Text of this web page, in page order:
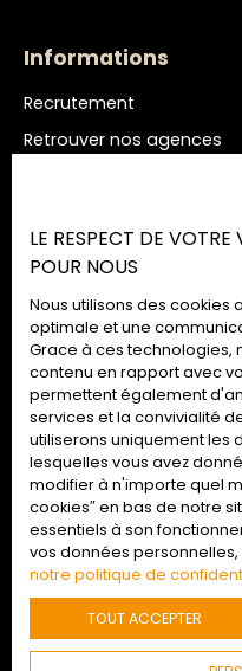
Informations
Recrutement
Retrouver nos agences
Politique de
Gérer les cookies
Propulsé par
02 52 09
Retrouvez-nous
© 2022 -
LE RESPECT DE VOTRE
POUR NOUS
Nous utilisons des cookies
optimale et une
Grace à ces technologies,
contenu en rapport avec
permettent également
services et la convivialité
utiliserons uniquement les
lesquelles vous avez
modifier à n'importe quel
cookies″ en bas de notre
essentiels à son
vos données
notre politique de
TOUT ACCEPTER